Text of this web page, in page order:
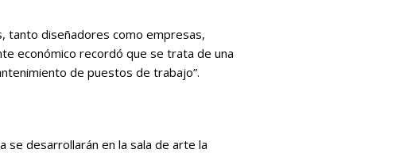
tanto diseñadores como empresas,
económico recordó que se trata de una
de puestos de trabajo”.
se desarrollarán en la sala de arte la